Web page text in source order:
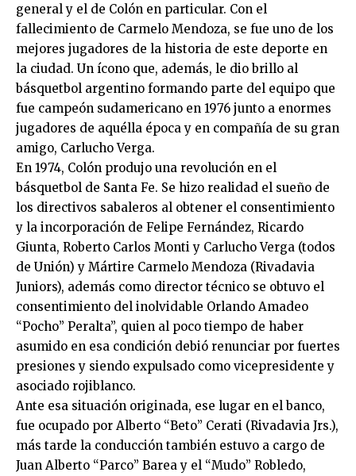
general y el de Colón en particular. Con el
fallecimiento de Carmelo Mendoza, se fue uno de los
mejores jugadores de la historia de este deporte en
la ciudad. Un ícono que, además, le dio brillo al
básquetbol argentino formando parte del equipo que
fue campeón sudamericano en 1976 junto a enormes
jugadores de aquélla época y en compañía de su gran
amigo, Carlucho Verga.
En 1974, Colón produjo una revolución en el
básquetbol de Santa Fe. Se hizo realidad el sueño de
los directivos sabaleros al obtener el consentimiento
y la incorporación de Felipe Fernández, Ricardo
Giunta, Roberto Carlos Monti y Carlucho Verga (todos
de Unión) y Mártire Carmelo Mendoza (Rivadavia
Juniors), además como director técnico se obtuvo el
consentimiento del inolvidable Orlando Amadeo
“Pocho” Peralta”, quien al poco tiempo de haber
asumido en esa condición debió renunciar por fuertes
presiones y siendo expulsado como vicepresidente y
asociado rojiblanco.
Ante esa situación originada, ese lugar en el banco,
fue ocupado por Alberto “Beto” Cerati (Rivadavia Jrs.),
más tarde la conducción también estuvo a cargo de
Juan Alberto “Parco” Barea y el “Mudo” Robledo,